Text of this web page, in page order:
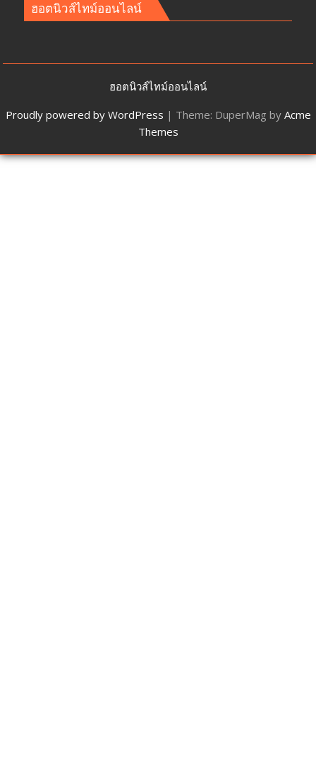
ฮอตนิวส์ไทม์ออนไลน์
ฮอตนิวส์ไทม์ออนไลน์
Proudly powered by WordPress | Theme: DuperMag by Acme
Themes